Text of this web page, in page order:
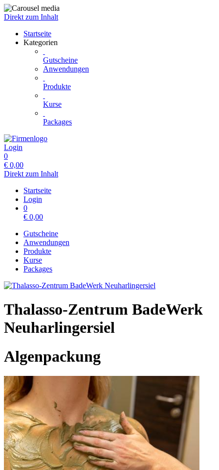
Direkt zum Inhalt
Startseite
Kategorien
Gutscheine
Anwendungen
Produkte
Kurse
Packages
Login
0
€ 0,00
Direkt zum Inhalt
Startseite
Login
0
€ 0,00
Gutscheine
Anwendungen
Produkte
Kurse
Packages
Thalasso-Zentrum BadeWerk
Neuharlingersiel
Algenpackung